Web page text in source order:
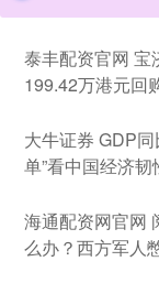
泰丰配资官网 宝
199.42万港元回
大牛证券 GDP
单”看中国经济韧
海通配资网官网
么办？西方军人